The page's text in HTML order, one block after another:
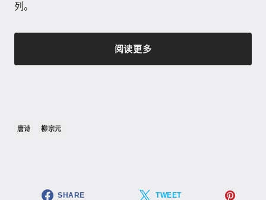
列。
阅读更多
唐诗 柳宗元
SHARE TWEET